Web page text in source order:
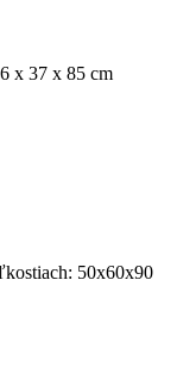
x 37 x 85 cm
50x60x90